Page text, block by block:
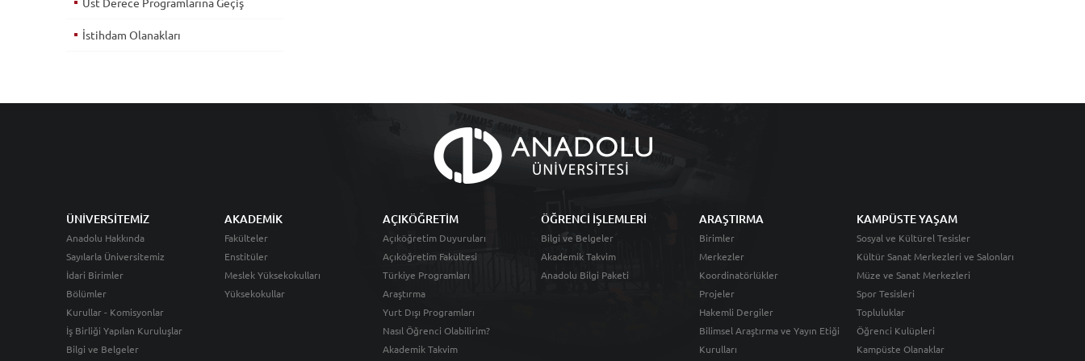
İstihdam Olanakları
ÜNİVERSİTEMİZ
Anadolu Hakkında
Sayılarla Üniversitemiz
İdari Birimler
Bölümler
Kurullar - Komisyonlar
İş Birliği Yapılan Kuruluşlar
Bilgi ve Belgeler
AKADEMİK
Fakülteler
Enstitüler
Meslek Yüksekokulları
Yüksekokullar
AÇIKÖĞRETİM
Açıköğretim Duyuruları
Açıköğretim Fakültesi
Türkiye Programları
Araştırma
Yurt Dışı Programları
Nasıl Öğrenci Olabilirim?
Akademik Takvim
ÖĞRENCİ İŞLEMLERİ
Bilgi ve Belgeler
Akademik Takvim
Anadolu Bilgi Paketi
ARAŞTIRMA
Birimler
Merkezler
Koordinatörlükler
Projeler
Hakemli Dergiler
Bilimsel Araştırma ve Yayın Etiği
Kurulları
KAMPÜSTE YAŞAM
Sosyal ve Kültürel Tesisler
Kültür Sanat Merkezleri ve Salonları
Müze ve Sanat Merkezleri
Spor Tesisleri
Topluluklar
Öğrenci Kulüpleri
Kampüste Olanaklar